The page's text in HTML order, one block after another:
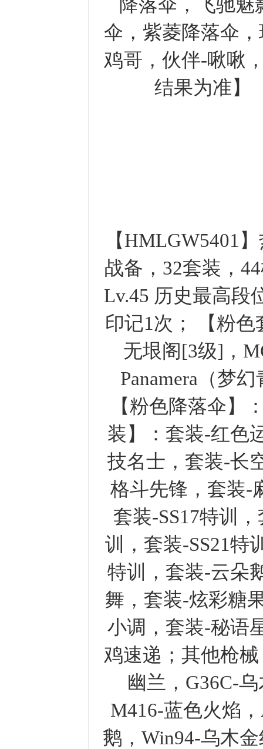
降落伞，飞驰魅
伞，紫菱降落伞
鸡哥，伙伴-啾啾
结果为准】
【HMLGW5401
战备，32套装，
Lv.45 历史最高段
印记1次； 【粉
无垠阁[3级]，
Panamera（梦
【粉色降落伞】
装】：套装-红色
技名士，套装-长
格斗先锋，套装-
套装-SS17特训
训，套装-SS21特
特训，套装-云朵
舞，套装-炫彩糖
小调，套装-秘语
鸡速递；其他枪
幽兰，G36C-
M416-蓝色火焰
鹅，Win94-乌木